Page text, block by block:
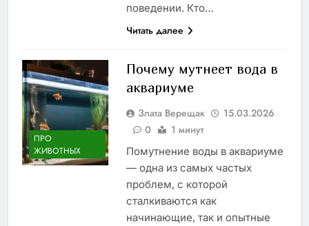
поведении. Кто…
Читать далее
ПРО
ЖИВОТНЫХ
Почему мутнеет вода в
аквариуме
Злата Верещак
15.03.2026
0
1 минут
Помутнение воды в аквариуме
— одна из самых частых
проблем, с которой
сталкиваются как
начинающие, так и опытные